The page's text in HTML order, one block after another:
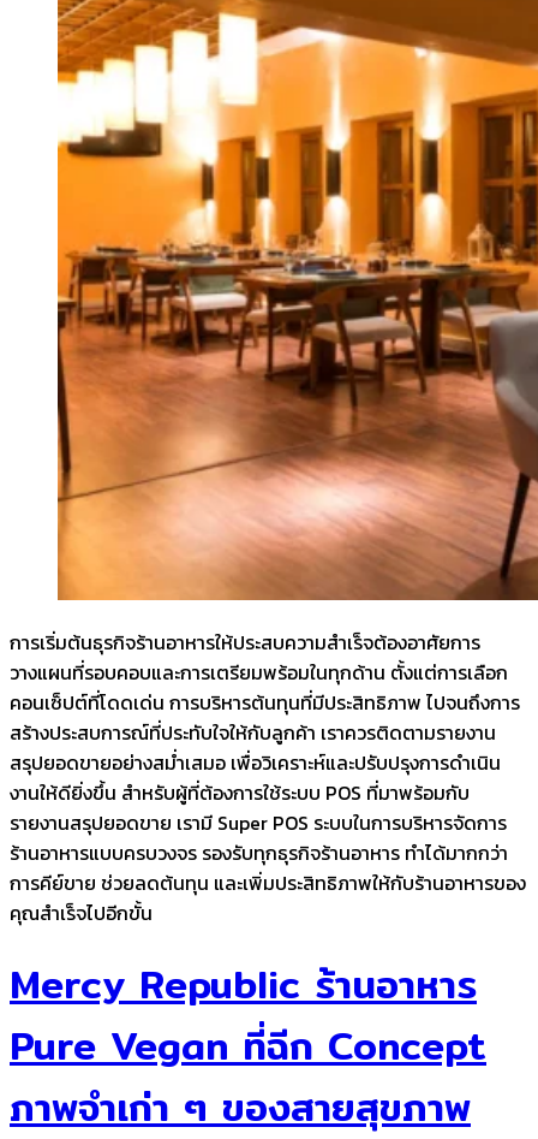
การเริ่มต้นธุรกิจร้านอาหารให้ประสบความสำเร็จต้องอาศัยการ
วางแผนที่รอบคอบและการเตรียมพร้อมในทุกด้าน ตั้งแต่การเลือก
คอนเซ็ปต์ที่โดดเด่น การบริหารต้นทุนที่มีประสิทธิภาพ ไปจนถึงการ
สร้างประสบการณ์ที่ประทับใจให้กับลูกค้า เราควรติดตามรายงาน
สรุปยอดขายอย่างสม่ำเสมอ เพื่อวิเคราะห์และปรับปรุงการดำเนิน
งานให้ดียิ่งขึ้น สำหรับผู้ที่ต้องการใช้ระบบ POS ที่มาพร้อมกับ
รายงานสรุปยอดขาย เรามี Super POS ระบบในการบริหารจัดการ
ร้านอาหารแบบครบวงจร รองรับทุกธุรกิจร้านอาหาร ทำได้มากกว่า
การคีย์ขาย ช่วยลดต้นทุน และเพิ่มประสิทธิภาพให้กับร้านอาหารของ
คุณสำเร็จไปอีกขั้น
Mercy Republic ร้านอาหาร
Pure Vegan ที่ฉีก Concept
ภาพจำเก่า ๆ ของสายสุขภาพ